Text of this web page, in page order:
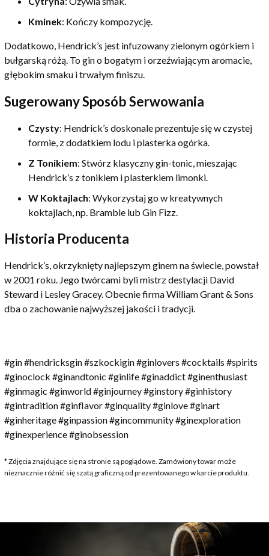
Kminek: Kończy kompozycję.
Dodatkowo, Hendrick’s jest infuzowany zielonym ogórkiem i
bułgarską różą. To gin o bogatym i orzeźwiającym aromacie,
głębokim smaku i trwałym finiszu.
Sugerowany Sposób Serwowania
Czysty: Hendrick’s doskonale prezentuje się w czystej
formie, z dodatkiem lodu i plasterka ogórka.
Z Tonikiem: Stwórz klasyczny gin-tonic, mieszając
Hendrick’s z tonikiem i plasterkiem limonki.
W Koktajlach: Wykorzystaj go w kreatywnych
koktajlach, np. Bramble lub Gin Fizz.
Historia Producenta
Hendrick’s, okrzyknięty najlepszym ginem na świecie, powstał
w 2001 roku. Jego twórcami byli mistrz destylacji David
Steward i Lesley Gracey. Obecnie firma William Grant & Sons
dba o zachowanie najwyższej jakości i tradycji.
#gin #hendricksgin #szkockigin #ginlovers #cocktails #spirits
#ginoclock #ginandtonic #ginlife #ginaddict #ginenthusiast
#ginmagic #ginworld #ginjourney #ginstory #ginhistory
#gintradition #ginflavor #ginquality #ginlove #ginart
#ginheritage #ginpassion #gincommunity #ginexploration
#ginexperience #ginobsession
* Zdjęcia znajdujące się na stronie są poglądowe. Zamówiony towar może
nieznacznie różnić się szatą graficzną od prezentowanego w karcie produktu.